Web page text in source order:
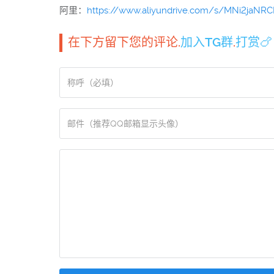
阿里： https://www.aliyundrive.com/s/
在下方留下您的评论.加入TG群.打赏🍗